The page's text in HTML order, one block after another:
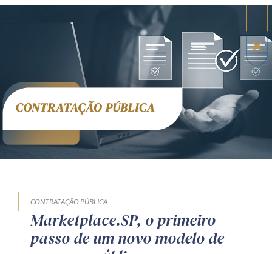
CONTRATAÇÃO PÚBLICA
Marketplace.SP, o primeiro
passo de um novo modelo de